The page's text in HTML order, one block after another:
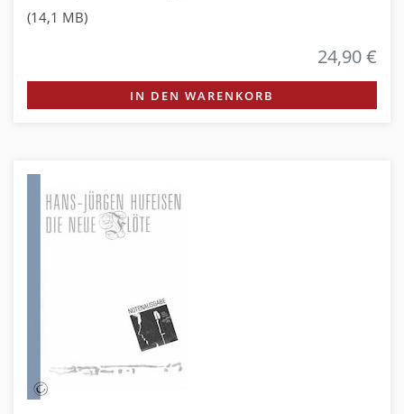
(14,1 MB)
24,90 €
IN DEN WARENKORB